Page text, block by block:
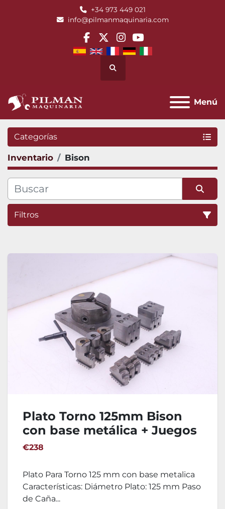
+34 973 449 021
info@pilmanmaquinaria.com
facebook
twitterinstagram
youtube
Buscar
Menú
Categorías
Inventario Bison
Filtros
Plato Torno 125mm Bison
con base metálica + Juegos
de Garras
€238
Plato Para Torno 125 mm con base metalica
Características: Diámetro Plato: 125 mm Paso
de Caña...